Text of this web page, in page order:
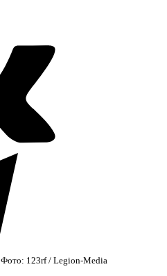
Фото: 123rf / Legion-Media